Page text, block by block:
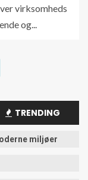
virksomheds
og...
TRENDING
miljøer